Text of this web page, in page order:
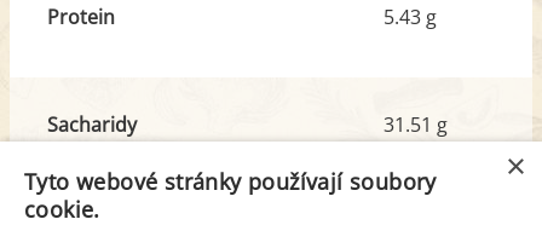
Protein 5.43 g
Sacharidy
z toho cukr
31.51 g
12.96 g
×
Tyto webové stránky používají soubory
cookie.